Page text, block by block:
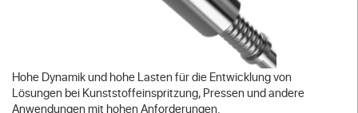
Hohe Dynamik und hohe Lasten für die Entwicklung von
Lösungen bei Kunststoffeinspritzung, Pressen und andere
Anwendungen mit hohen Anforderungen.